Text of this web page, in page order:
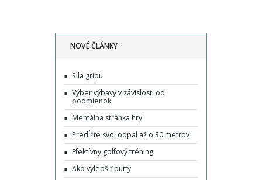
NOVÉ ČLÁNKY
Sila gripu
Výber výbavy v závislosti od
podmienok
Mentálna stránka hry
Predĺžte svoj odpal až o 30 metrov
Efektívny golfový tréning
Ako vylepšiť putty